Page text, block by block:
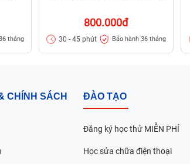
tháng
800.000đ
30 - 45 phút Bảo hành 36 tháng
CHÍNH SÁCH ĐÀO TẠO
Đăng ký học thử MIỄN PHÍ
Học sửa chữa điện thoại